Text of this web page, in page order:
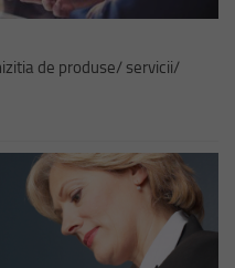
de produse/ servicii/